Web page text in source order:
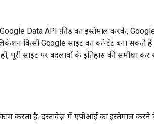
Google Data API फ़ीड का इस्तेमाल करके,
किसी Google साइट का कॉन्टेंट बना
साइट पर बदलावों के इतिहास की समीक्षा
करता है. दस्तावेज़ में एपीआई का इस्तेमाल करने